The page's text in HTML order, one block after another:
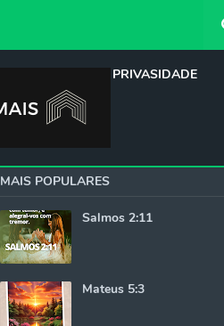
PRIVASIDADE
MAIS POPULARES
Salmos 2:11
Mateus 5:3